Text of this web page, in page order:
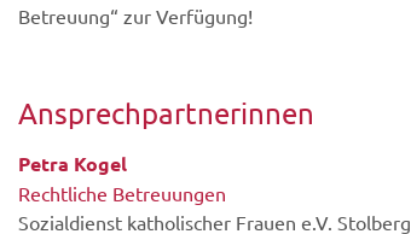
Betreuung“ zur Verfügung!
Ansprechpartnerinnen
Petra Kogel
Rechtliche Betreuungen
Sozialdienst katholischer Frauen e.V. Stolberg